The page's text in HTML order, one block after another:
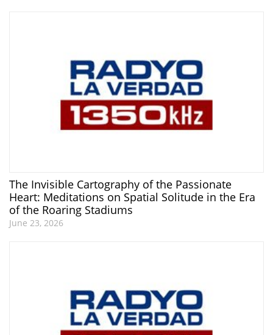
The Invisible Cartography of the Passionate
Heart: Meditations on Spatial Solitude in the Era
of the Roaring Stadiums
June 23, 2026